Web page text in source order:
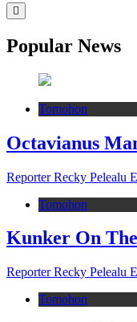
Popular News
Tomohon
Octavianus
Reporter Recky Pelealu
Tomohon
Kunker On
Reporter Recky Pelealu
Tomohon